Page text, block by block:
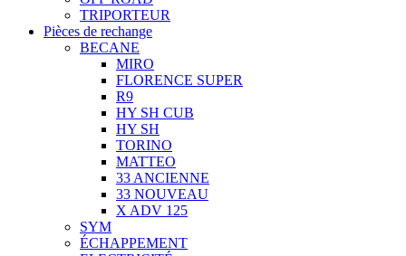
TRIPORTEUR
Pièces de rechange
BECANE
MIRO
FLORENCE SUPER
R9
HY SH CUB
HY SH
TORINO
MATTEO
33 ANCIENNE
33 NOUVEAU
X ADV 125
SYM
ÉCHAPPEMENT